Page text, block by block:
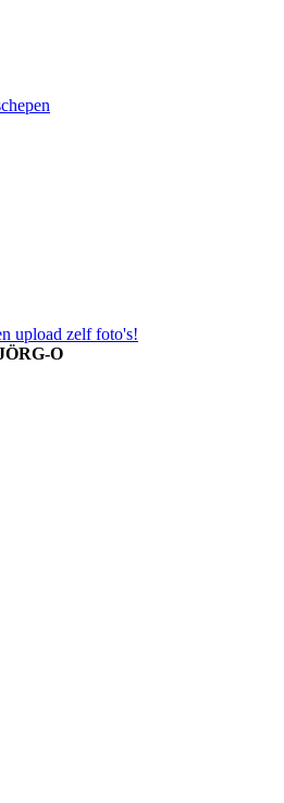
upload zelf foto's!
O